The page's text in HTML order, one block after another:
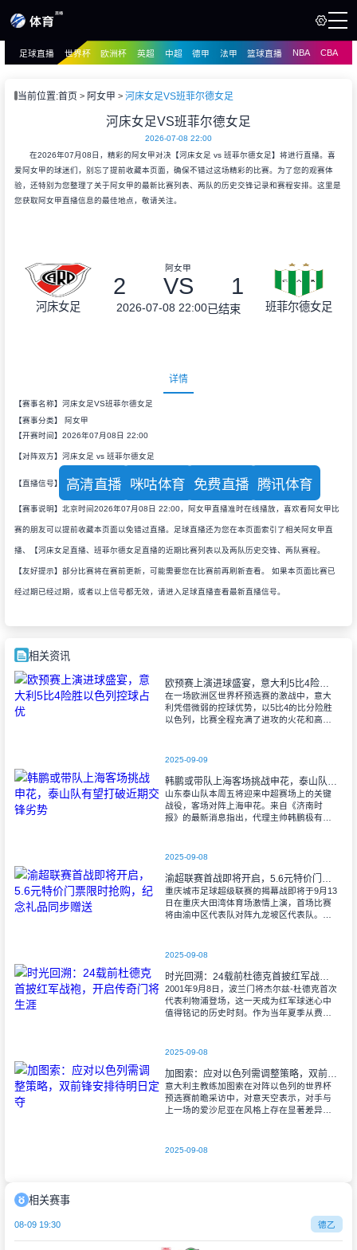
播
足球直播 世界杯 欧洲杯 英超 中超 德甲 法甲 篮球直播 NBA CBA
当前位置:首页 阿女甲 河床女足VS班菲尔德女足
河床女足VS班菲尔德女足
2026-07-08 22:00
在2026年07月08日，精彩的阿女甲对决【河床女足 vs 班菲尔德女足】将进行直播。喜
爱阿女甲的球迷们，别忘了提前收藏本页面，确保不错过这场精彩的比赛。为了您的观赛体
验，还特别为您整理了关于阿女甲的最新比赛列表、两队的历史交锋记录和赛程安排。这里是
您获取阿女甲直播信息的最佳地点，敬请关注。
河床女足
阿女甲
2 VS 1
2026-07-08 22:00已结束 班菲尔德女足
详情
【赛事名称】河床女足VS班菲尔德女足
【赛事分类】 阿女甲
【开赛时间】2026年07月08日 22:00
【对阵双方】河床女足 vs 班菲尔德女足
【直播信号】 高清直播 咪咕体育 免费直播 腾讯体育
【赛事说明】北京时间2026年07月08日 22:00，阿女甲直播准时在线播放，喜欢看阿女甲比
赛的朋友可以提前收藏本页面以免错过直播。足球直播还为您在本页面索引了相关阿女甲直
播、【河床女足直播、班菲尔德女足直播的近期比赛列表以及两队历史交锋、两队赛程。
【友好提示】部分比赛将在赛前更新，可能需要您在比赛前再刷新查看。 如果本页面比赛已
经过期已经过期，或者以上信号都无效，请进入足球直播查看最新直播信号。
相关资讯
欧预赛上演进球盛宴，意大利5比4险胜以色列控球占优
在一场欧洲区世界杯预选赛的激战中，意大
利凭借微弱的控球优势，以5比4的比分险胜
以色列，比赛全程充满了进攻的火花和高效
2025-09-09
山东泰山队本周五将迎来中超赛场上的关键
战役，客场对阵上海申花。来自《济南时
报》的最新消息指出，代理主帅韩鹏极有可
验。
2025-09-08
渝超联赛首战即将开启，5.6元特价门票限时抢购，纪念礼品同步赠送
重庆城市足球超级联赛的揭幕战即将于9月13
日在重庆大田湾体育场激情上演，首场比赛
将由渝中区代表队对阵九龙坡区代表队。据
2025-09-08
时光回溯：24载前杜德克首披红军战袍，开启传奇门将生涯
2001年9月8日，波兰门将杰尔兹-杜德克首次
代表利物浦登场，这一天成为红军球迷心中
值得铭记的历史时刻。作为当年夏季从费耶
2025-09-08
加图索：应对以色列需调整策略，双前锋安排待明日定夺
意大利主教练加图索在对阵以色列的世界杯
预选赛前瞻采访中，对意天空表示，对手与
上一场的爱沙尼亚在风格上存在显著差异。
出色的
2025-09-08
相关赛事
08-09 19:30 德乙